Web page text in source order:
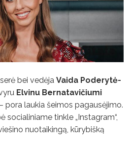
bei vedėja Vaida Poderytė-
Elvinu Bernatavičiumi
pora laukia šeimos pagausėjimo.
socialiniame tinkle „Instagram“,
nuotaikingą, kūrybišką